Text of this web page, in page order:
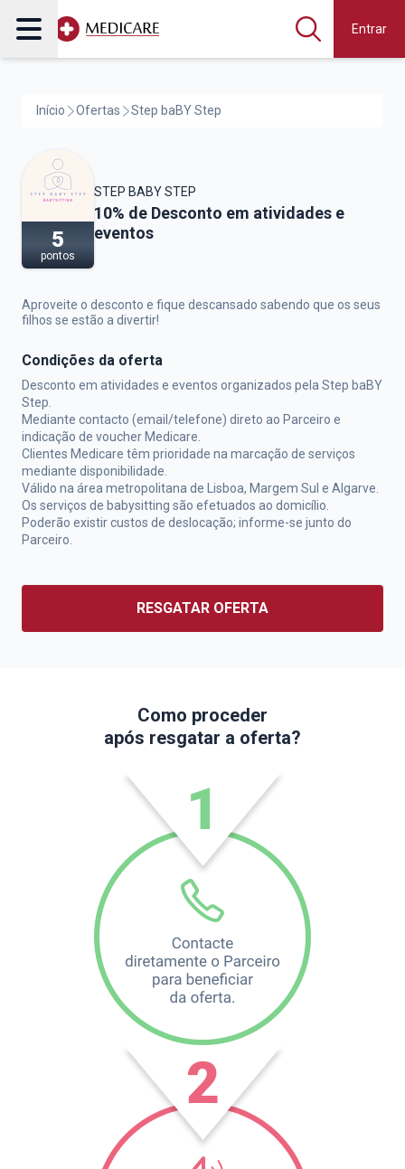
Entrar
Início Ofertas Step baBY Step
5
pontos
STEP BABY STEP
Step baBY Step,
10% de Desconto em atividades e
eventos
Aproveite o desconto e fique descansado sabendo que os seus
filhos se estão a divertir!
Condições da oferta
Desconto em atividades e eventos organizados pela Step baBY
Step.
Mediante contacto (email/telefone) direto ao Parceiro e
indicação de voucher Medicare.
Clientes Medicare têm prioridade na marcação de serviços
mediante disponibilidade.
Válido na área metropolitana de Lisboa, Margem Sul e Algarve.
Os serviços de babysitting são efetuados ao domicílio.
Poderão existir custos de deslocação; informe-se junto do
Parceiro.
RESGATAR OFERTA
Como proceder
após resgatar a oferta?